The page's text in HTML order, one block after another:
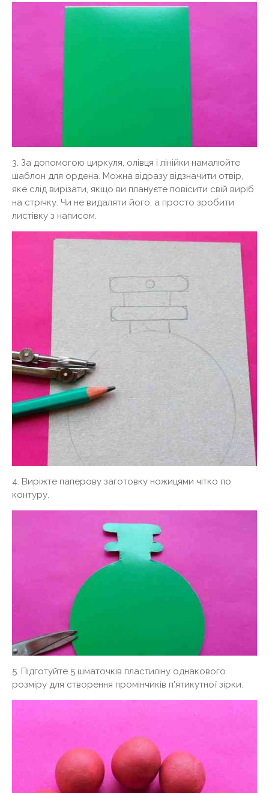
3. За допомогою циркуля, олівця і лінійки намалюйте
шаблон для ордена. Можна відразу відзначити отвір,
яке слід вирізати, якщо ви плануєте повісити свій виріб
на стрічку. Чи не видаляти його, а просто зробити
листівку з написом.
4. Виріжте паперову заготовку ножицями чітко по
контуру.
5. Підготуйте 5 шматочків пластиліну однакового
розміру для створення промінчиків п'ятикутної зірки.